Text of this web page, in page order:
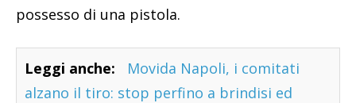
possesso di una pistola.
Leggi anche:
Movida Napoli, i comitati
alzano il tiro: stop perfino a brindisi ed